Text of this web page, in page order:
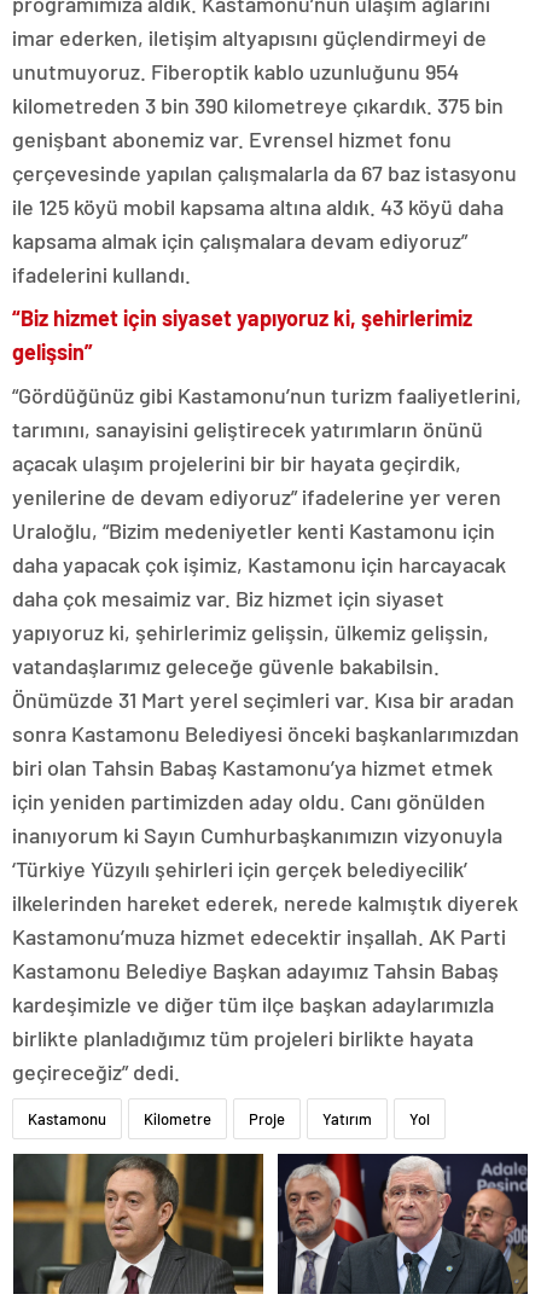
imar ederken, iletişim altyapısını güçlendirmeyi de
unutmuyoruz. Fiberoptik kablo uzunluğunu 954
kilometreden 3 bin 390 kilometreye çıkardık. 375 bin
genişbant abonemiz var. Evrensel hizmet fonu
çerçevesinde yapılan çalışmalarla da 67 baz istasyonu
ile 125 köyü mobil kapsama altına aldık. 43 köyü daha
kapsama almak için çalışmalara devam ediyoruz”
ifadelerini kullandı.
“Biz hizmet için siyaset yapıyoruz ki, şehirlerimiz
gelişsin”
“Gördüğünüz gibi Kastamonu’nun turizm faaliyetlerini,
tarımını, sanayisini geliştirecek yatırımların önünü
açacak ulaşım projelerini bir bir hayata geçirdik,
yenilerine de devam ediyoruz” ifadelerine yer veren
Uraloğlu, “Bizim medeniyetler kenti Kastamonu için
daha yapacak çok işimiz, Kastamonu için harcayacak
daha çok mesaimiz var. Biz hizmet için siyaset
yapıyoruz ki, şehirlerimiz gelişsin, ülkemiz gelişsin,
vatandaşlarımız geleceğe güvenle bakabilsin.
Önümüzde 31 Mart yerel seçimleri var. Kısa bir aradan
sonra Kastamonu Belediyesi önceki başkanlarımızdan
biri olan Tahsin Babaş Kastamonu’ya hizmet etmek
için yeniden partimizden aday oldu. Canı gönülden
inanıyorum ki Sayın Cumhurbaşkanımızın vizyonuyla
‘Türkiye Yüzyılı şehirleri için gerçek belediyecilik’
ilkelerinden hareket ederek, nerede kalmıştık diyerek
Kastamonu’muza hizmet edecektir inşallah. AK Parti
Kastamonu Belediye Başkan adayımız Tahsin Babaş
kardeşimizle ve diğer tüm ilçe başkan adaylarımızla
birlikte planladığımız tüm projeleri birlikte hayata
geçireceğiz” dedi.
Kastamonu Kilometre Proje Yatırım Yol